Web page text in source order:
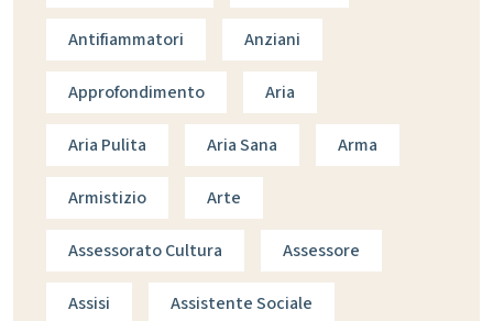
Antifiammatori Anziani
Approfondimento Aria
Aria Pulita Aria Sana Arma
Armistizio Arte
Assessorato Cultura Assessore
Assisi Assistente Sociale